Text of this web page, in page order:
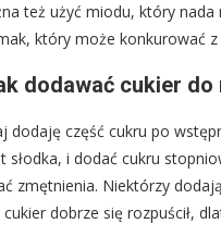
też użyć miodu, który
który może konkurować
dodawać cukier do
dodaję część cukru po
słodka, i dodać cukru
zmętnienia. Niektórzy
dobrze się rozpuścił,